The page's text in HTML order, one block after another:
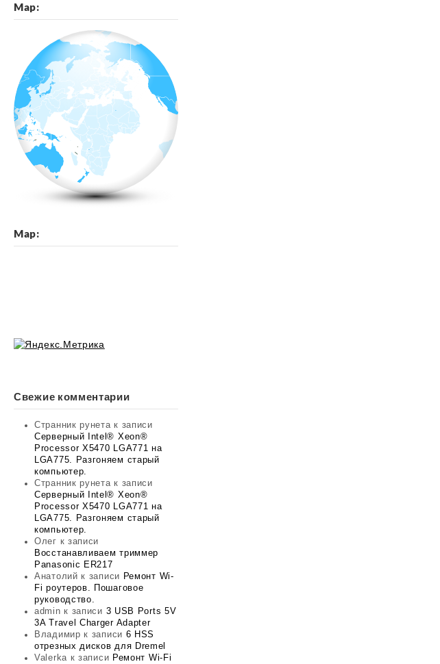
Map:
Map:
Свежие комментарии
Странник рунетак записи
Серверный Intel® Xeon®
Processor X5470 LGA771 на
LGA775. Разгоняем старый
компьютер.
Странник рунетак записи
Серверный Intel® Xeon®
Processor X5470 LGA771 на
LGA775. Разгоняем старый
компьютер.
Олег к записи
Восстанавливаем триммер
Panasonic ER217
Анатолий к записи Ремонт Wi-
Fi роутеров. Пошаговое
руководство.
admin к записи 3 USB Ports 5V
3A Travel Charger Adapter
Владимир к записи 6 HSS
отрезных дисков для Dremel
Valerkaк записи Ремонт Wi-Fi